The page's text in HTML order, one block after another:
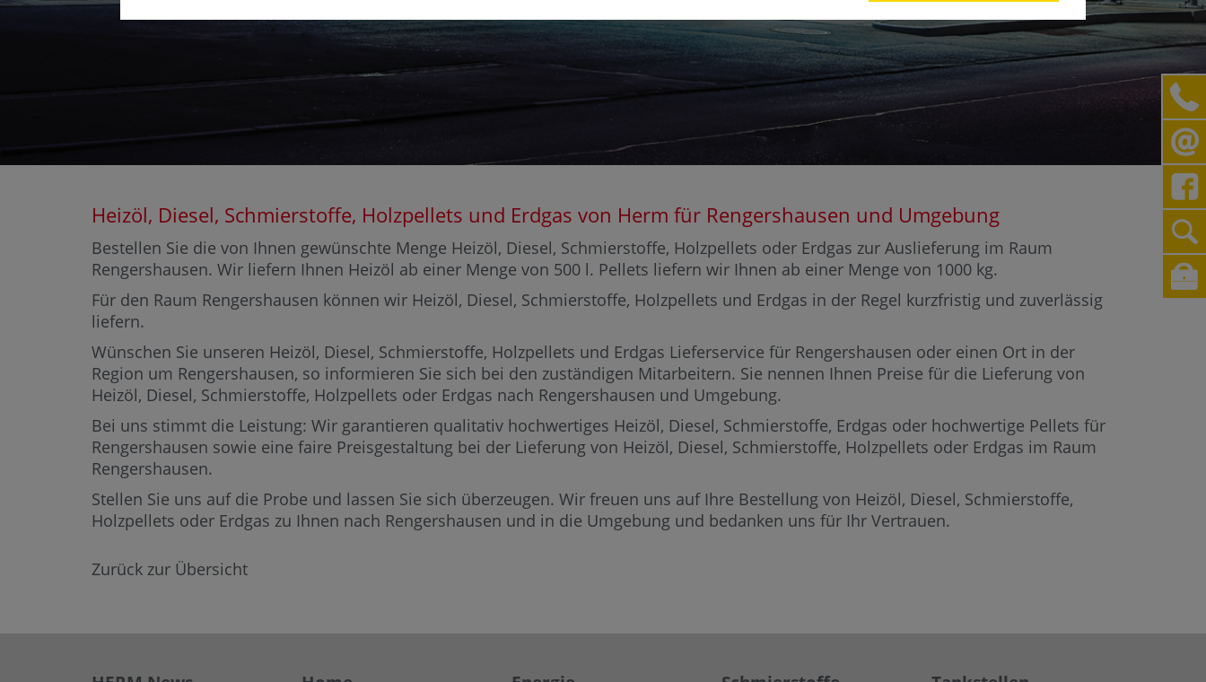
Heizöl, Diesel, Schmierstoffe, Holzpellets und Erdgas von Herm für Rengershausen und Umgebung
Bestellen Sie die von Ihnen gewünschte Menge Heizöl, Diesel, Schmierstoffe, Holzpellets oder Erdgas zur Auslieferung im Raum
Rengershausen. Wir liefern Ihnen Heizöl ab einer Menge von 500 l. Pellets liefern wir Ihnen ab einer Menge von 1000 kg.
Für den Raum Rengershausen können wir Heizöl, Diesel, Schmierstoffe, Holzpellets und Erdgas in der Regel kurzfristig und zuverlässig
liefern.
Wünschen Sie unseren Heizöl, Diesel, Schmierstoffe, Holzpellets und Erdgas Lieferservice für Rengershausen oder einen Ort in der
Region um Rengershausen, so informieren Sie sich bei den zuständigen Mitarbeitern. Sie nennen Ihnen Preise für die Lieferung von
Heizöl, Diesel, Schmierstoffe, Holzpellets oder Erdgas nach Rengershausen und Umgebung.
Bei uns stimmt die Leistung: Wir garantieren qualitativ hochwertiges Heizöl, Diesel, Schmierstoffe, Erdgas oder hochwertige Pellets für
Rengershausen sowie eine faire Preisgestaltung bei der Lieferung von Heizöl, Diesel, Schmierstoffe, Holzpellets oder Erdgas im Raum
Rengershausen.
Stellen Sie uns auf die Probe und lassen Sie sich überzeugen. Wir freuen uns auf Ihre Bestellung von Heizöl, Diesel, Schmierstoffe,
Holzpellets oder Erdgas zu Ihnen nach Rengershausen und in die Umgebung und bedanken uns für Ihr Vertrauen.
Zurück zur Übersicht